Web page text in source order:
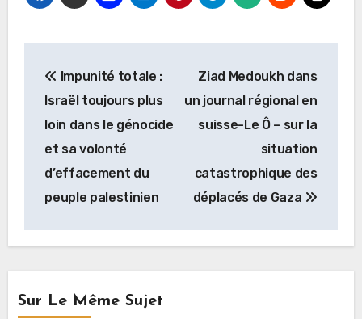
de
l’article
Impunité totale :
Israël toujours plus
loin dans le génocide
et sa volonté
d’effacement du
peuple palestinien
Ziad Medoukh dans
un journal régional en
suisse-Le Ô – sur la
situation
catastrophique des
déplacés de Gaza
Sur Le Même Sujet